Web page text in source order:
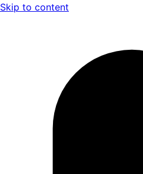
Skip to content